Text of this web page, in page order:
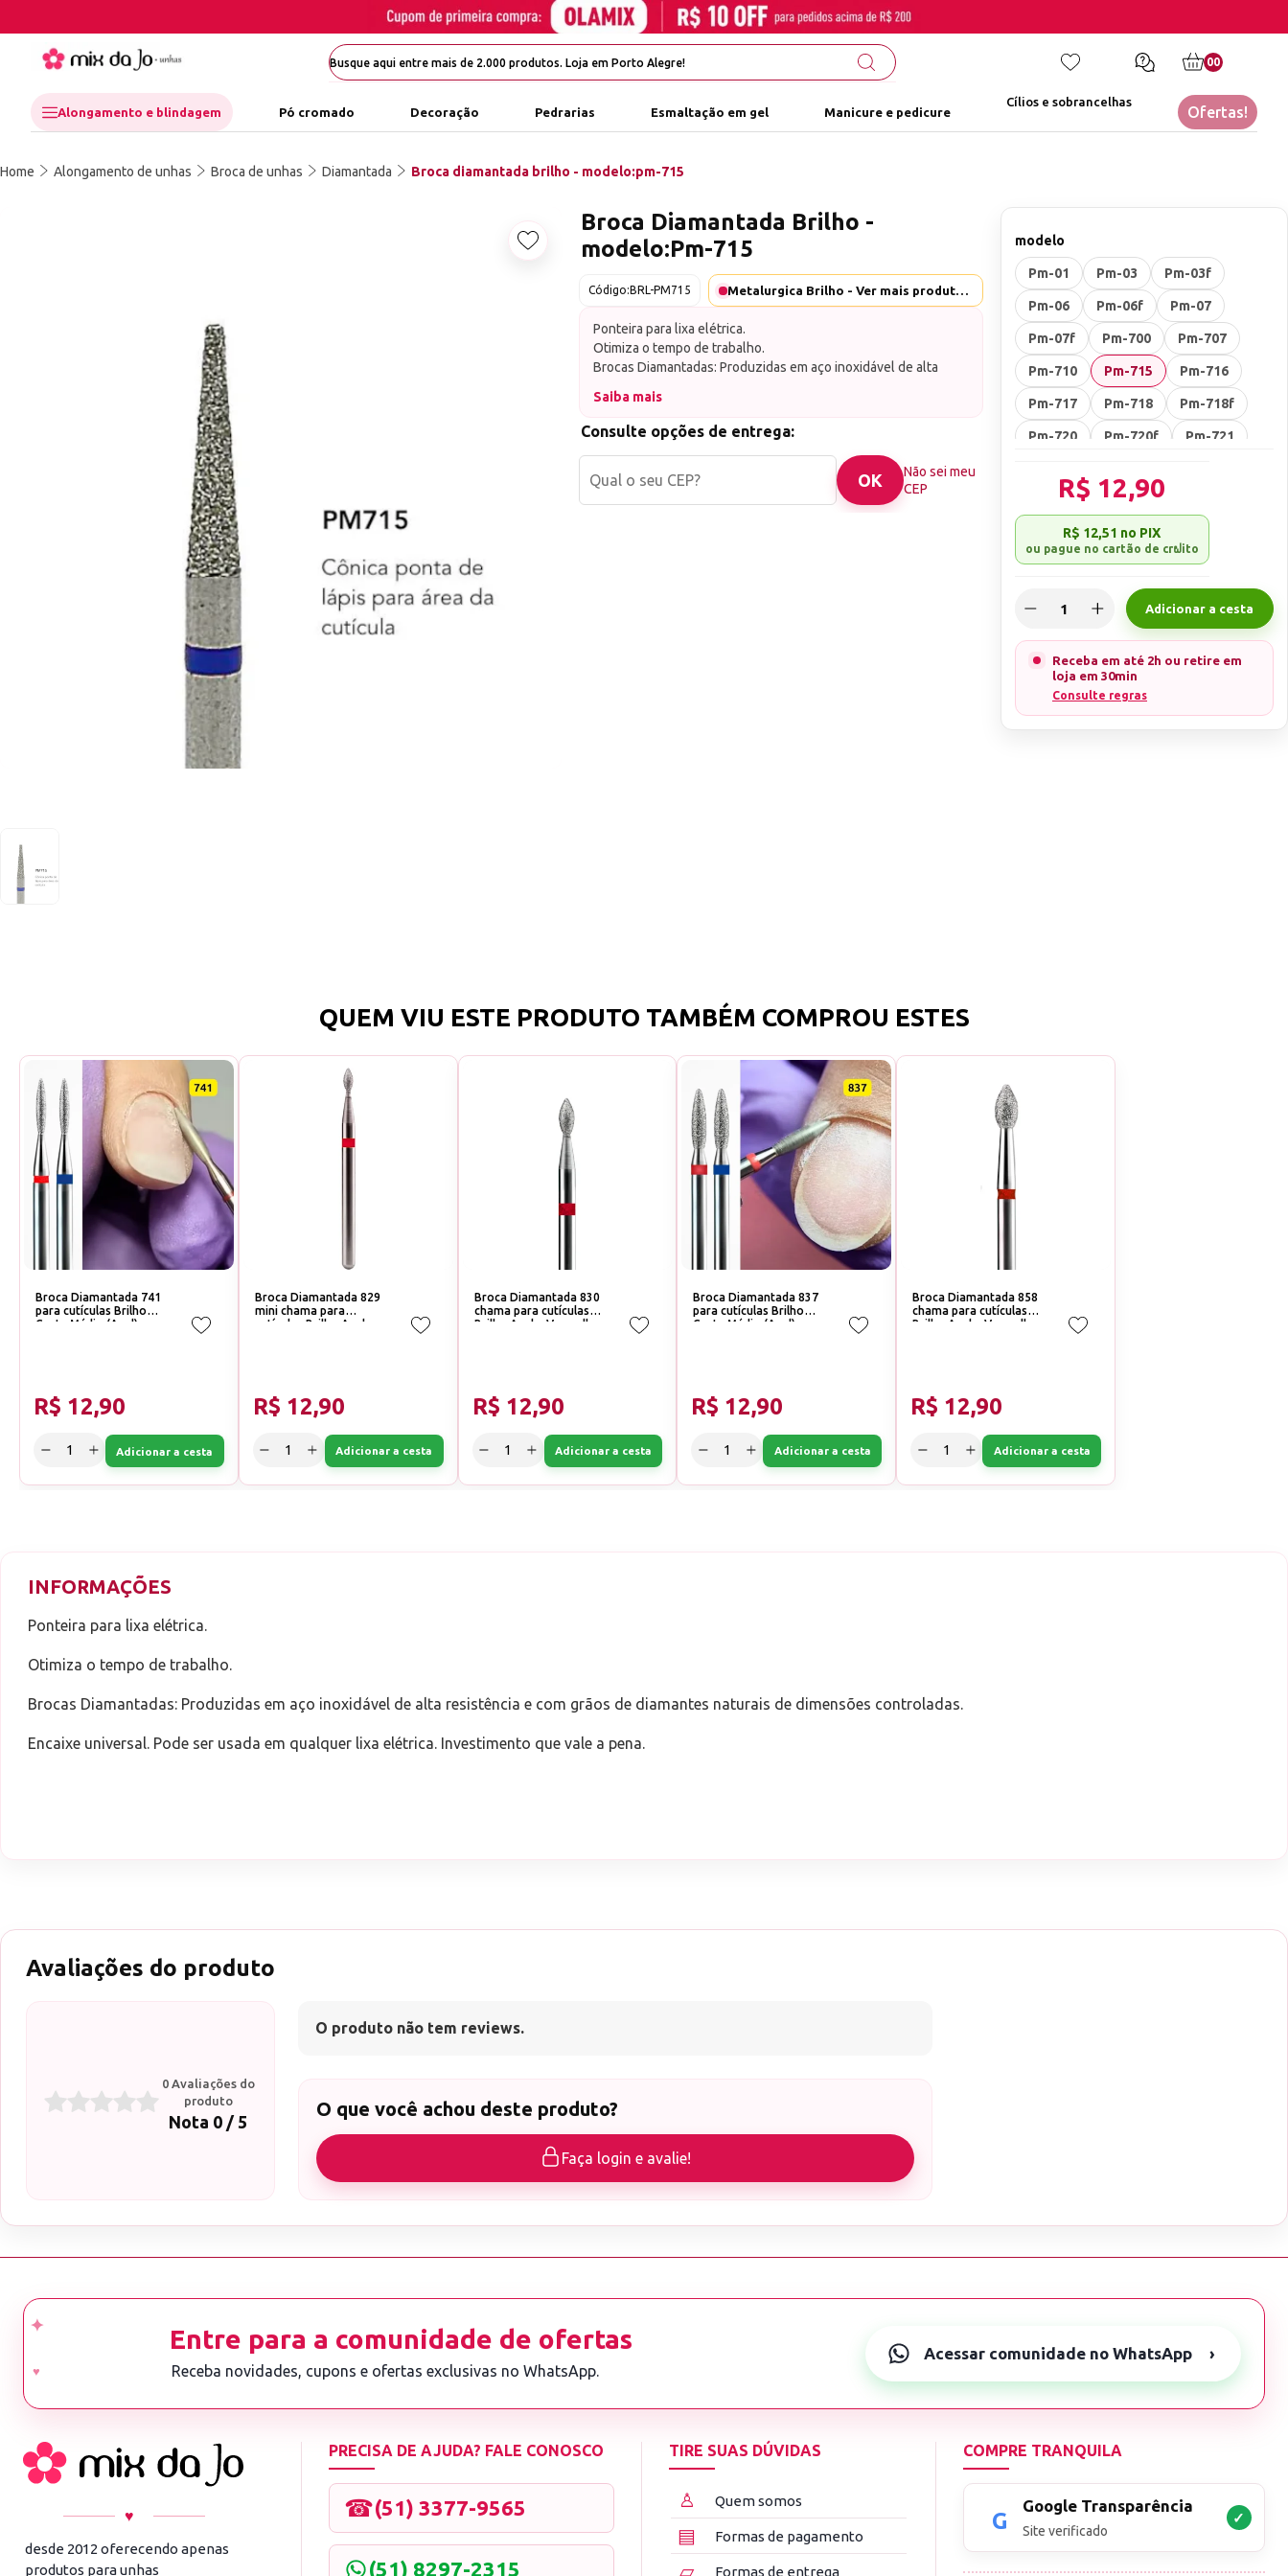
00
Alongamento e blindagem Pó cromado Decoração Pedrarias Esmaltação em gel Manicure e pedicure
Cílios e sobrancelhas
Ofertas!
Home Alongamento de unhas Broca de unhas Diamantada Broca diamantada brilho - modelo:pm-715
Adicionar aos favoritos
Broca Diamantada Brilho -
modelo:Pm-715
Código: BRL-PM715 Metalurgica Brilho - Ver mais produtos desta marca
Ponteira para lixa elétrica.
Otimiza o tempo de trabalho.
Brocas Diamantadas: Produzidas em aço inoxidável de alta
resistência e com grãos de diamantes naturais de dimensões
controladas.
Encaixe universal. Pode ser usada em qualquer lixa elétrica.
Investimento que vale a pena.
Saiba mais
Consulte opções de entrega:
Não sei meu
CEP
R$ 12,90
R$ 12,51 no PIX
modelo
Pm-01 Pm-03 Pm-03f
Pm-06 Pm-06f Pm-07
Pm-07f Pm-700 Pm-707
Pm-710 Pm-715 Pm-716
Pm-717 Pm-718 Pm-718f
Pm-720 Pm-720f Pm-721
Pm-82 Pm-830
Pm-838f Pm-85
Pm-859f Pm-92 Pm-95
Pm91
Adicionar a cesta
Receba em até 2h ou retire em
loja em 30min
Consulte regras
QUEM VIU ESTE PRODUTO TAMBÉM COMPROU ESTES
Broca Diamantada 741
para cutículas Brilho
Corte:Médio (Azul)
R$ 12,90
Adicionar a cesta
Broca Diamantada 829
mini chama para
cutículas Brilho Azul e
R$ 12,90
Adicionar a cesta
Broca Diamantada 830
chama para cutículas
Brilho Azul e Vermelha
R$ 12,90
Adicionar a cesta
Broca Diamantada 837
para cutículas Brilho
Corte:Médio (Azul)
R$ 12,90
Adicionar a cesta
Broca Diamantada 858
chama para cutículas
Brilho Azul e Vermelha
R$ 12,90
Adicionar a cesta
INFORMAÇÕES
Ponteira para lixa elétrica.
Otimiza o tempo de trabalho.
Brocas Diamantadas: Produzidas em aço inoxidável de alta resistência e com grãos de diamantes naturais de dimensões controladas.
Encaixe universal. Pode ser usada em qualquer lixa elétrica. Investimento que vale a pena.
Avaliações do produto
0 Avaliações do
produto
Nota 0 / 5
O produto não tem reviews.
O que você achou deste produto?
Faça login e avalie!
Entre para a comunidade de ofertas
Receba novidades, cupons e ofertas exclusivas no WhatsApp.
Acessar comunidade no WhatsApp ›
♥
desde 2012 oferecendo apenas
produtos para unhas
PRECISA DE AJUDA? FALE CONOSCO
☎(51) 3377-9565
(51) 8297-2315
TIRE SUAS DÚVIDAS
♙ Quem somos
▤ Formas de pagamento
▱ Formas de entrega
COMPRE TRANQUILA
Google Transparência
Site verificado
✓